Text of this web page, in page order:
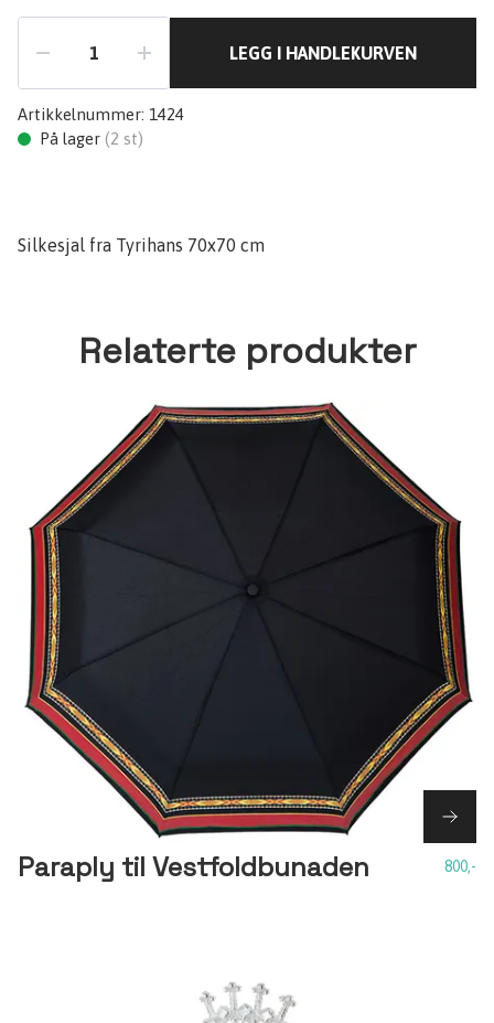
LEGG I HANDLEKURVEN
Artikkelnummer: 1424
På lager (2 st)
Silkesjal fra Tyrihans 70x70 cm
Relaterte produkter
Paraply til Vestfoldbunaden 800,-